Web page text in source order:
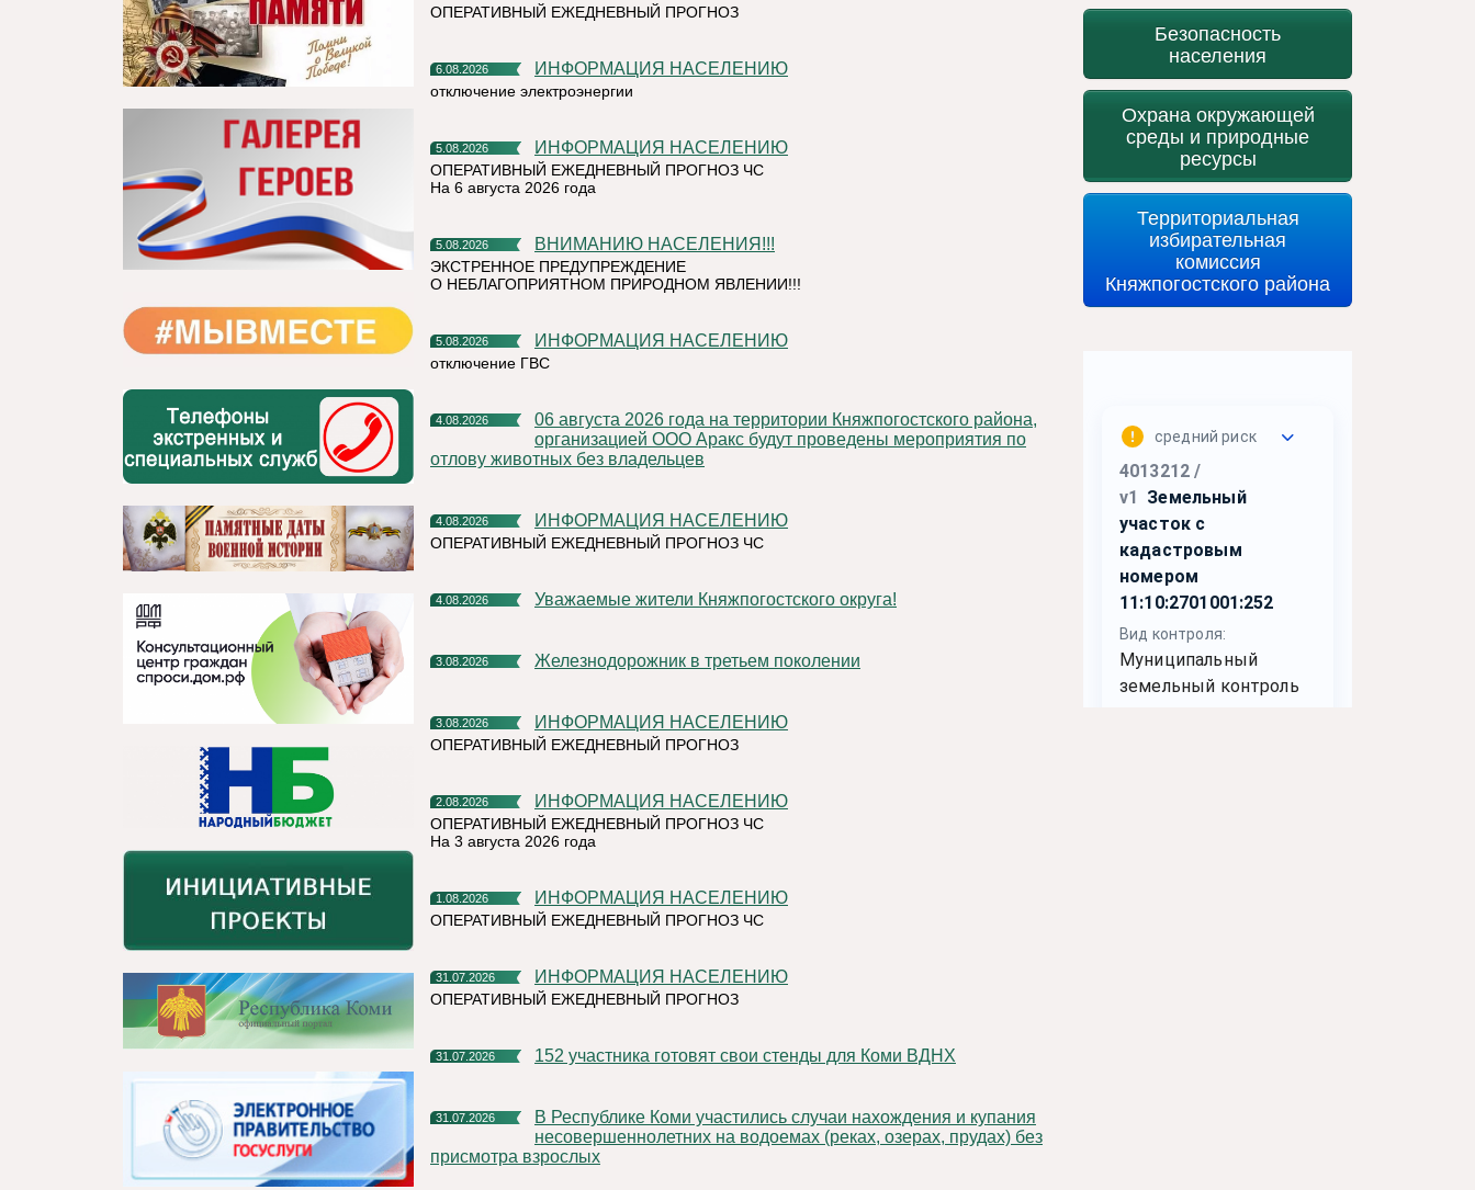
ОПЕРАТИВНЫЙ ЕЖЕДНЕВНЫЙ ПРОГНОЗ
6.08.2026 ИНФОРМАЦИЯ НАСЕЛЕНИЮ
отключение электроэнергии
5.08.2026 ИНФОРМАЦИЯ НАСЕЛЕНИЮ
ОПЕРАТИВНЫЙ ЕЖЕДНЕВНЫЙ ПРОГНОЗ ЧС
На 6 августа 2026 года
5.08.2026 ВНИМАНИЮ НАСЕЛЕНИЯ!!!
ЭКСТРЕННОЕ ПРЕДУПРЕЖДЕНИЕ
О НЕБЛАГОПРИЯТНОМ ПРИРОДНОМ ЯВЛЕНИИ!!!
5.08.2026 ИНФОРМАЦИЯ НАСЕЛЕНИЮ
отключение ГВС
4.08.2026
06 августа 2026 года на территории Княжпогостского района,
организацией ООО Аракс будут проведены мероприятия по
отлову животных без владельцев
4.08.2026 ИНФОРМАЦИЯ НАСЕЛЕНИЮ
ОПЕРАТИВНЫЙ ЕЖЕДНЕВНЫЙ ПРОГНОЗ ЧС
4.08.2026 Уважаемые жители Княжпогостского округа!
3.08.2026 Железнодорожник в третьем поколении
3.08.2026 ИНФОРМАЦИЯ НАСЕЛЕНИЮ
ОПЕРАТИВНЫЙ ЕЖЕДНЕВНЫЙ ПРОГНОЗ
2.08.2026 ИНФОРМАЦИЯ НАСЕЛЕНИЮ
ОПЕРАТИВНЫЙ ЕЖЕДНЕВНЫЙ ПРОГНОЗ ЧС
На 3 августа 2026 года
1.08.2026 ИНФОРМАЦИЯ НАСЕЛЕНИЮ
ОПЕРАТИВНЫЙ ЕЖЕДНЕВНЫЙ ПРОГНОЗ ЧС
31.07.2026 ИНФОРМАЦИЯ НАСЕЛЕНИЮ
ОПЕРАТИВНЫЙ ЕЖЕДНЕВНЫЙ ПРОГНОЗ
31.07.2026 152 участника готовят свои стенды для Коми ВДНХ
31.07.2026
В Республике Коми участились случаи нахождения и купания
несовершеннолетних на водоемах (реках, озерах, прудах) без
присмотра взрослых
Безопасность
населения
Охрана окружающей
среды и природные
ресурсы
Территориальная
избирательная
комиссия
Княжпогостского района